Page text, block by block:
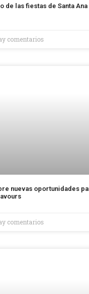
de las fiestas de Santa
comentarios
nuevas oportunidades
comentarios